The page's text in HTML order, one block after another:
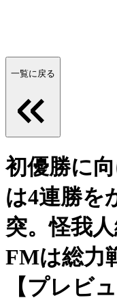
一覧に戻る
初優勝に
は4連勝を
突。怪我
FMは総力
【プレビ